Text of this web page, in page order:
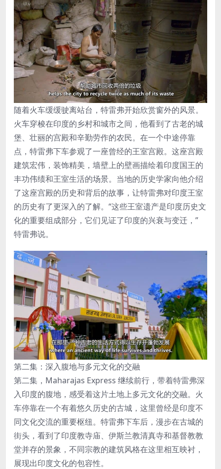
随着火车缓缓驶离站台，特雷弗开始欣赏窗外的风景。
火车穿梭在印度的乡村和城市之间，他看到了古老的城
堡、壮丽的宫殿和辛勤劳作的农民。在一个中途停靠
点，特雷弗下车参观了一座曾经的王室宫殿。这座宫殿
建筑宏伟，装饰精美，墙壁上的壁画描绘着印度国王的
丰功伟绩和王室生活的场景。当地的历史学家向他介绍
了这座宫殿的历史和背后的故事，让特雷弗对印度王室
的历史有了更深入的了解。“这些王室遗产是印度历史文
化的重要组成部分，它们见证了印度的兴衰与变迁，”
特雷弗说。
第二集：深入腹地与多元文化的交融
第二集，Maharajas Express 继续前行，带着特雷弗深
入印度的腹地，感受着这片土地上多元文化的交融。火
车停靠在一个有着悠久历史的古城，这里曾经是印度不
同文化交流的重要枢纽。特雷弗下车后，漫步在古城的
街头，看到了印度教寺庙、伊斯兰教清真寺和基督教教
堂并存的景象，不同宗教的建筑风格在这里相互映衬，
展现出印度文化的包容性。